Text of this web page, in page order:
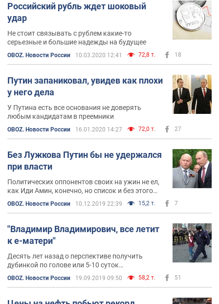
Российский рубль ждет шоковый
удар
Не стоит связывать с рублем какие-то
серьезные и большие надежды на будущее
OBOZ. Новости России 10.03.2020 12:41 72,8 т. 18
Путин запаниковал, увидев как плохи
у него дела
У Путина есть все основания не доверять
любым кандидатам в преемники
OBOZ. Новости России 16.01.2020 14:27 72,0 т. 27
Без Лужкова Путин бы не удержался
при власти
Политических оппонентов своих на ужин не ел,
как Иди Амин, конечно, но список и без этого
OBOZ. Новости России 10.12.2019 22:39 15,2 т. 7
"Владимир Владимирович, все летит
к е-матери"
Десять лет назад о перспективе получить
дубинкой по голове или 5-10 суток
административного ареста говорили с ужасом
OBOZ. Новости России 19.09.2019 09:50 58,2 т. 51